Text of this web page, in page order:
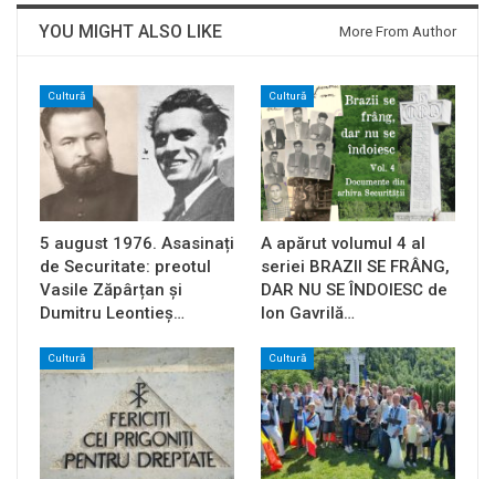
YOU MIGHT ALSO LIKE More From Author
Cultură
5 august 1976. Asasinați
de Securitate: preotul
Vasile Zăpârțan și
Dumitru Leontieș…
Cultură
A apărut volumul 4 al
seriei BRAZII SE FRÂNG,
DAR NU SE ÎNDOIESC de
Ion Gavrilă…
Cultură Cultură